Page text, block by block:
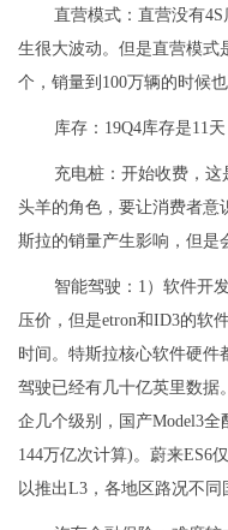
直营模式：直营没有
生很大波动。但是直营模式
个，销量到100万辆的时候也
库存：19Q4库存是11
充电桩：开始收费，
头羊的角色，要让消费者意
斯拉的销量产生影响，但是
智能驾驶：1）软件开
压价，但是etron和ID3的软
时间。特斯拉核心软件硬件
驾驶已经有几十亿英里数据
企几个级别，国产Model3
144万亿次计算)。蔚来ES6
以推出L3，各地区路况不同